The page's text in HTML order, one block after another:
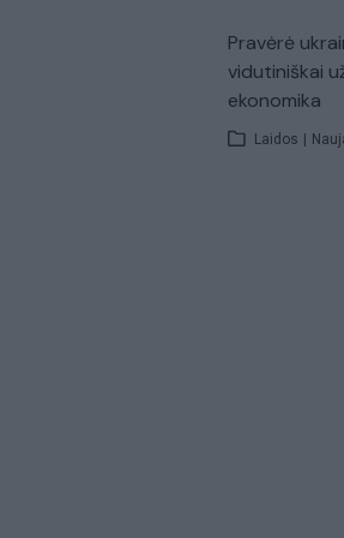
Pravėrė
vidutiniškai
ekonomika
Laidos |